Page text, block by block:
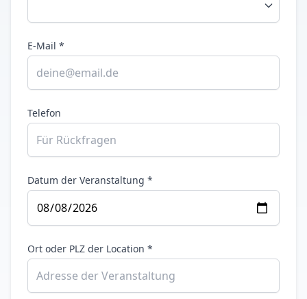
E-Mail *
Telefon
Datum der Veranstaltung *
Ort oder PLZ der Location *